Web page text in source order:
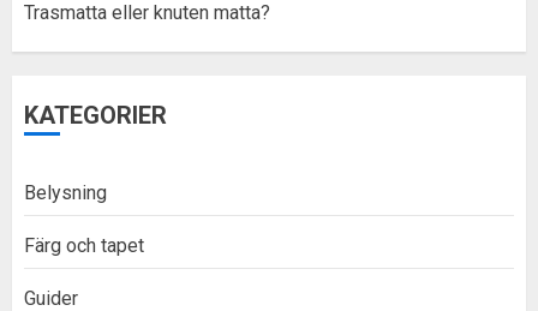
Trasmatta eller knuten matta?
KATEGORIER
Belysning
Färg och tapet
Guider